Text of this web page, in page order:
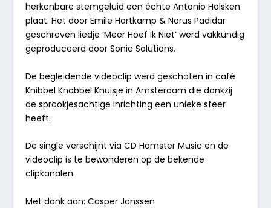
herkenbare stemgeluid een échte Antonio Holsken
plaat. Het door Emile Hartkamp & Norus Padidar
geschreven liedje ‘Meer Hoef Ik Niet’ werd vakkundig
geproduceerd door Sonic Solutions.
De begleidende videoclip werd geschoten in café
Knibbel Knabbel Knuisje in Amsterdam die dankzij
de sprookjesachtige inrichting een unieke sfeer
heeft.
De single verschijnt via CD Hamster Music en de
videoclip is te bewonderen op de bekende
clipkanalen.
Met dank aan: Casper Janssen